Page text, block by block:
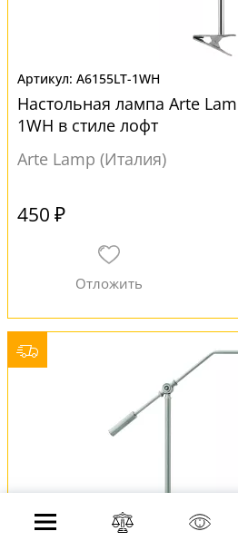
A6155LT-1WH
Настольная лампа Arte
1WH в стиле лофт
Arte Lamp (Италия)
450 ₽